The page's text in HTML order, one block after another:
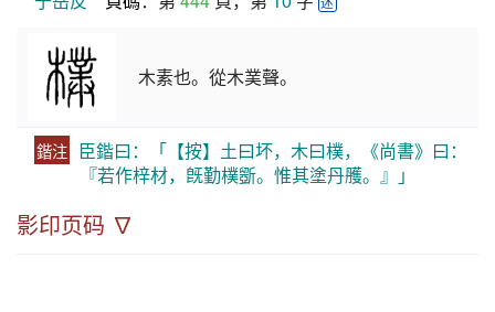
木素也。從木菐聲。
鍇注 臣鍇曰：「【按】土曰坏，木曰樸，《尚書》曰：
『若作梓材，旣勤樸斵。惟其塗丹雘。』」
影印页码 ∇